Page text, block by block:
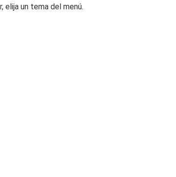
elija un tema del menú.